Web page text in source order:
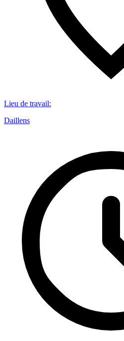
Lieu de travail:
Daillens